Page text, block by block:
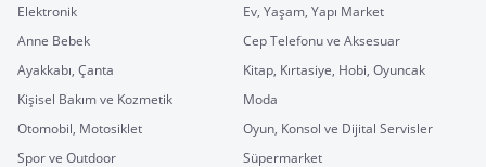
Elektronik
Ev, Yaşam, Yapı Market
Anne Bebek
Cep Telefonu ve Aksesuar
Ayakkabı, Çanta
Kitap, Kırtasiye, Hobi, Oyuncak
Kişisel Bakım ve Kozmetik
Moda
Otomobil, Motosiklet
Oyun, Konsol ve Dijital Servisler
Spor ve Outdoor
Süpermarket